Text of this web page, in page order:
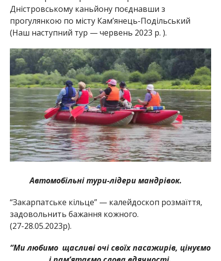
Дністровському каньйону поєднавши з
прогулянкою по місту Кам’янець-Подільський
(Наш наступний тур — червень 2023 р. ).
Автомобільні тури-лідери мандрівок.
“Закарпатське кільце” — калейдоскоп розмаїття,
задовольнить бажання кожного.
(27-28.05.2023р).
“Ми любимо щасливі очі своїх пасажирів, цінуємо